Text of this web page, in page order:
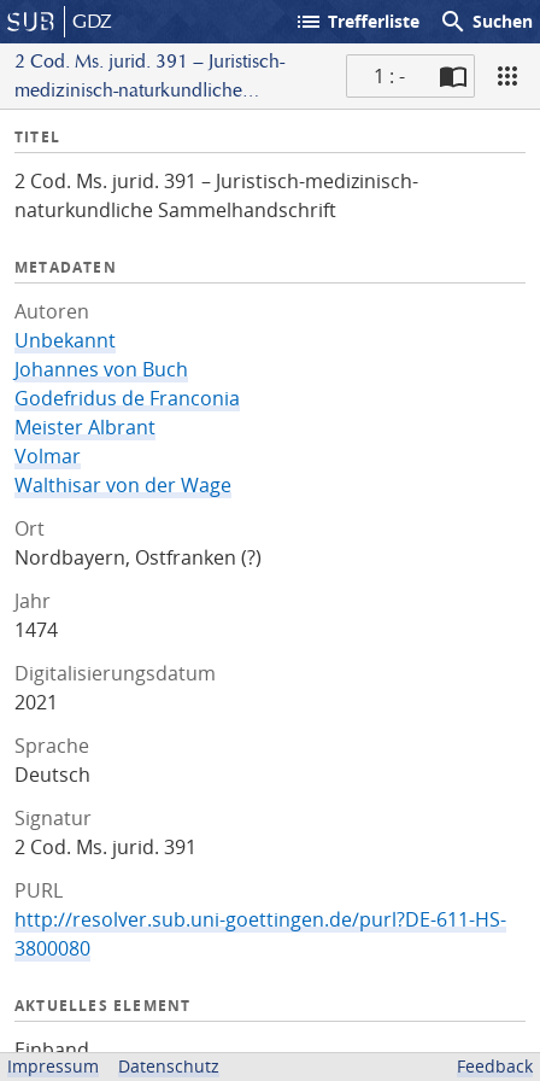
GDZ list Trefferliste search Suchen
2 Cod. Ms. jurid. 391 – Juristisch-
medizinisch-naturkundliche
1 : -
I
f
o
TITEL
2 Cod. Ms. jurid. 391 – Juristisch-medizinisch-
naturkundliche Sammelhandschrift
METADATEN
Autoren
Unbekannt
Johannes von Buch
Godefridus de Franconia
Meister Albrant
Volmar
Walthisar von der Wage
Ort
Nordbayern, Ostfranken (?)
Jahr
1474
Digitalisierungsdatum
2021
Sprache
Deutsch
Signatur
2 Cod. Ms. jurid. 391
PURL
http://resolver.sub.uni-goettingen.de/purl?DE-611-HS-
3800080
AKTUELLES ELEMENT
Einband
Impressum Datenschutz Feedback